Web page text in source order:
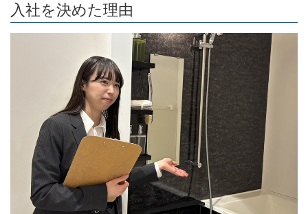
入社を決めた理由